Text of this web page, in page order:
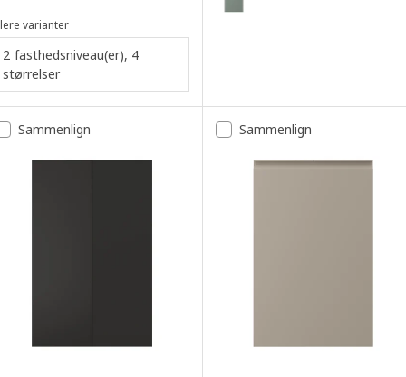
varianter
2 fasthedsniveau(er), 4
størrelser
Sammenlign Sammenlign